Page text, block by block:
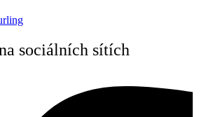
sociálních sítích